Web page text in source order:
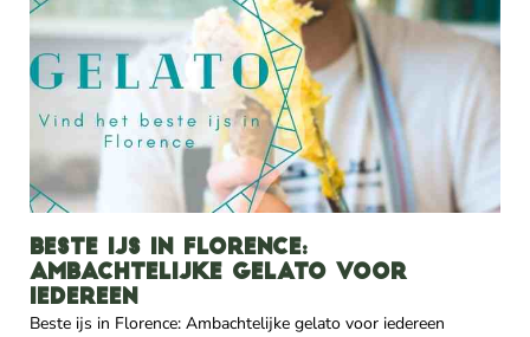
Beste ijs in Florence:
ambachtelijke gelato voor
iedereen
Beste ijs in Florence: Ambachtelijke gelato voor iedereen